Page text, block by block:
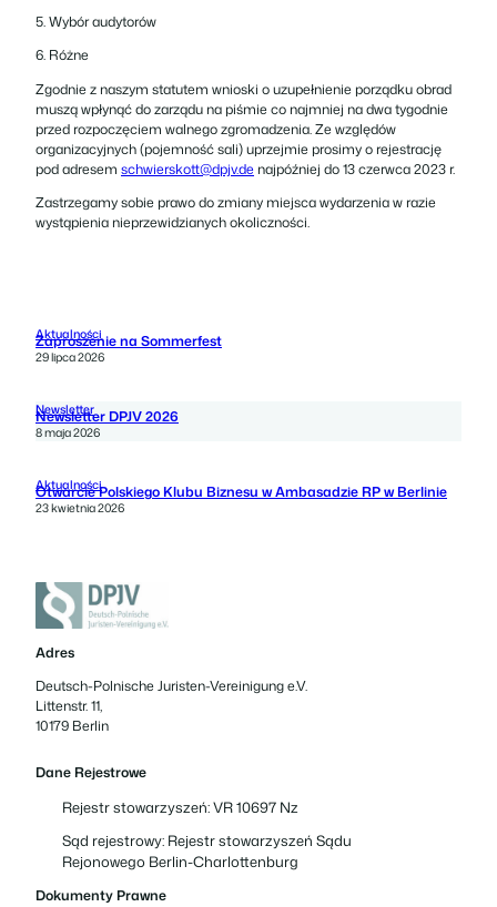
5. Wybór audytorów
6. Różne
Zgodnie z naszym statutem wnioski o uzupełnienie porządku obrad
muszą wpłynąć do zarządu na piśmie co najmniej na dwa tygodnie
przed rozpoczęciem walnego zgromadzenia. Ze względów
organizacyjnych (pojemność sali) uprzejmie prosimy o rejestrację
pod adresem schwierskott@dpjv.de najpóźniej do 13 czerwca 2023 r.
Zastrzegamy sobie prawo do zmiany miejsca wydarzenia w razie
wystąpienia nieprzewidzianych okoliczności.
Aktualności
Zaproszenie na Sommerfest
29 lipca 2026
Newsletter
Newsletter DPJV 2026
8 maja 2026
Aktualności
Otwarcie Polskiego Klubu Biznesu w Ambasadzie RP w Berlinie
23 kwietnia 2026
Adres
Deutsch-Polnische Juristen-Vereinigung e.V.
Littenstr. 11,
10179 Berlin
Dane Rejestrowe
Rejestr stowarzyszeń: VR 10697 Nz
Sąd rejestrowy: Rejestr stowarzyszeń Sądu
Rejonowego Berlin-Charlottenburg
Dokumenty Prawne